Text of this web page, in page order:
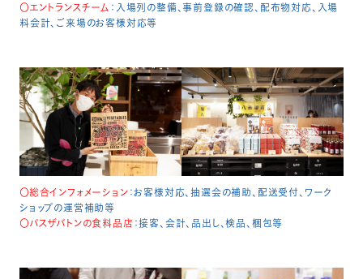
〇エントランスチーム ：入場列の整備、事前登録の確認、配布物対応、入場
料会計、ご来場のお客様対応等
〇総合インフォメーション ：お客様対応、抽選会の補助、配送受付、ワーク
ショップの運営補助等
〇パスザバトンの食料品店 ：接客、会計、品出し、検品、梱包等